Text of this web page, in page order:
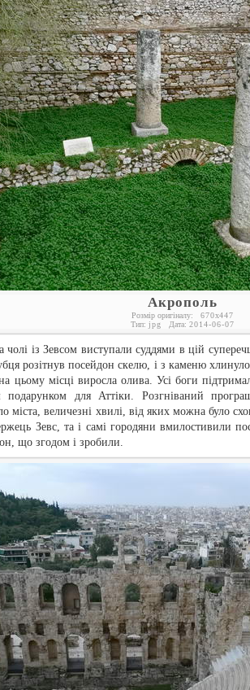
Акрополь
Розмір оригіналу: 670x447
Тип: jpg Дата: 2014-06-07
чолі із Зевсом виступали суддями в цій
розітнув посейдон скелю, і з каменю
цьому місці виросла олива. Усі боги
подарунком для Аттіки. Розгніваний
міста, величезні хвилі, від яких можна було
Зевс, та і самі городяни вмилостивили
що згодом і зробили.